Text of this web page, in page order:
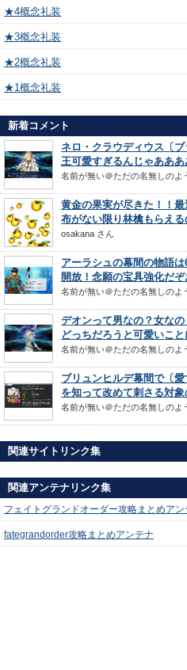
★4概念礼装
★3概念礼装
★2概念礼装
★1概念礼装
新着コメント
ネロ・クラウディウス〔
王可愛すぎるんじゃああ
名前が無い＠ただの名無しのよ
黄金の果実が尽きた！！
布がない限り林檎もらえ
osakana さん
アーラシュの幕間の物語
開放！念願の宝具強化だぞ
名前が無い＠ただの名無しのよ
デオンって男なの？女な
どっちだろうと可愛いこ
名前が無い＠ただの名無しのよ
ブリュンヒルデ幕間で〔
を知って改めて刺さる対
名前が無い＠ただの名無しのよ
関連サイトリンク集
関連アンテナリンク集
フェイトグランドオーダー攻略まとめアン
fategrandorder攻略まとめアンテナ